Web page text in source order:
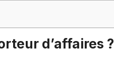
d’affaires ?